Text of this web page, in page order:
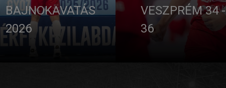
BAJNOKAVATÁS
2026
VESZPRÉM 34 -
36